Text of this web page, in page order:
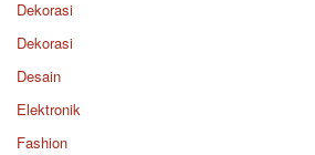
Dekorasi
Dekorasi
Desain
Elektronik
Fashion